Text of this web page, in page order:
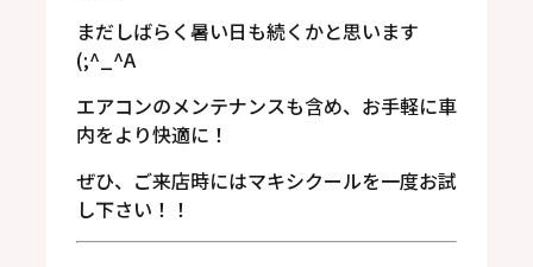
まだしばらく暑い日も続くかと思います
(;^_^A
エアコンのメンテナンスも含め、お手軽に車
内をより快適に！
ぜひ、ご来店時にはマキシクールを一度お試
し下さい！！